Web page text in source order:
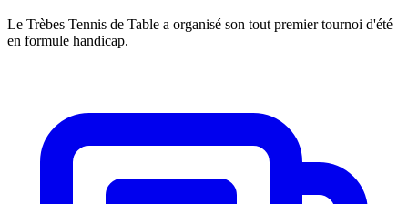
Le Trèbes Tennis de Table a organisé son tout premier tournoi d'été
en formule handicap.